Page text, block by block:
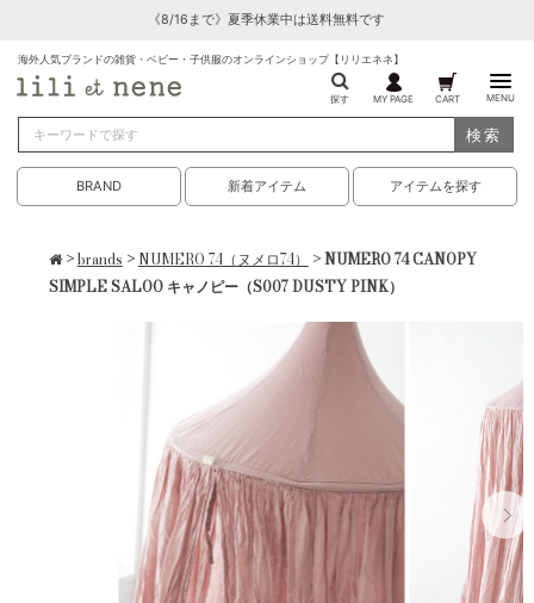
《8/16まで》夏季休業中は送料無料です
海外人気ブランドの雑貨・ベビー・子供服のオンラインショップ【リリエネネ】
探す MY PAGE CART MENU
検索
BRAND 新着アイテム アイテムを探す
>brands > NUMERO 74（ヌメロ74） > NUMERO 74 CANOPY
SIMPLE SALOO キャノピー（S007 DUSTY PINK）